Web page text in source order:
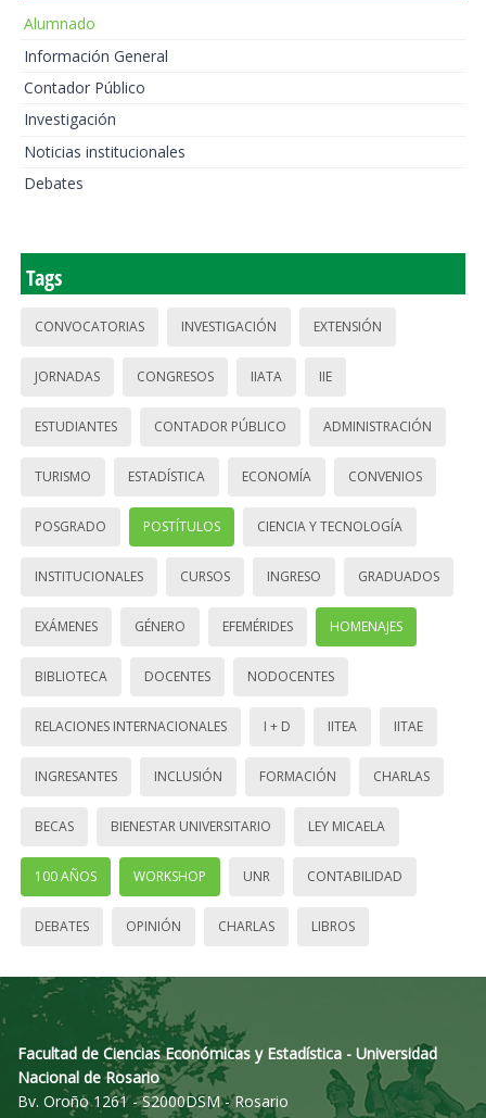
Alumnado
Información General
Contador Público
Investigación
Noticias institucionales
Debates
Tags
CONVOCATORIAS INVESTIGACIÓN EXTENSIÓN
JORNADAS CONGRESOS IIATA IIE
ESTUDIANTES CONTADOR PÚBLICO ADMINISTRACIÓN
TURISMO ESTADÍSTICA ECONOMÍA CONVENIOS
POSGRADO POSTÍTULOS CIENCIA Y TECNOLOGÍA
INSTITUCIONALES CURSOS INGRESO GRADUADOS
EXÁMENES GÉNERO EFEMÉRIDES HOMENAJES
BIBLIOTECA DOCENTES NODOCENTES
RELACIONES INTERNACIONALES I + D IITEA IITAE
INGRESANTES INCLUSIÓN FORMACIÓN CHARLAS
BECAS BIENESTAR UNIVERSITARIO LEY MICAELA
100 AÑOS WORKSHOP UNR CONTABILIDAD
DEBATES OPINIÓN CHARLAS LIBROS
Facultad de Ciencias Económicas y Estadística - Universidad
Nacional de Rosario
Bv. Oroño 1261 - S2000DSM - Rosario